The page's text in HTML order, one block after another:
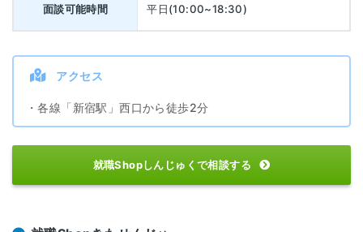
面談可能時間 平日(10:00~18:30)
アクセス
・各線「新宿駅」西口から徒歩2分
就職Shopしんじゅくで相談する